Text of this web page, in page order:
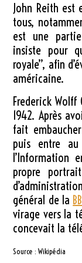
John Reith est
tous,
est une
insiste pour
royale”, afin
américaine.
Frederick Wolff
1942. Après
fait
puis entre au
l’Information
propre
général de la
virage vers la
concevait la
Source : Wikipédia